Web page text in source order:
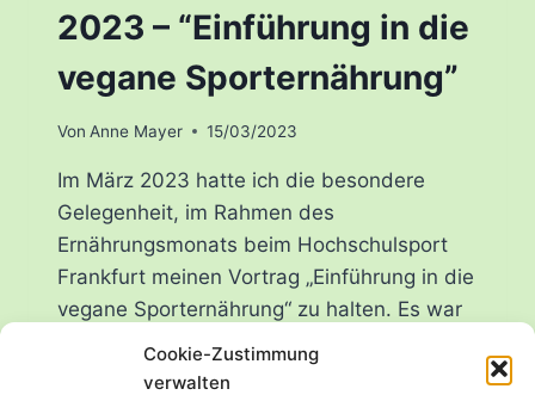
Cookie-Zustimmung
verwalten
2023 – “Einführung in die
vegane Sporternährung”
Von Anne Mayer 15/03/2023
Im März 2023 hatte ich die besondere
Gelegenheit, im Rahmen des
Ernährungsmonats beim Hochschulsport
Frankfurt meinen Vortrag „Einführung in die
vegane Sporternährung“ zu halten. Es war
das erste Mal, dass ich diesen Vortrag
präsentierte, und ich freue mich, die